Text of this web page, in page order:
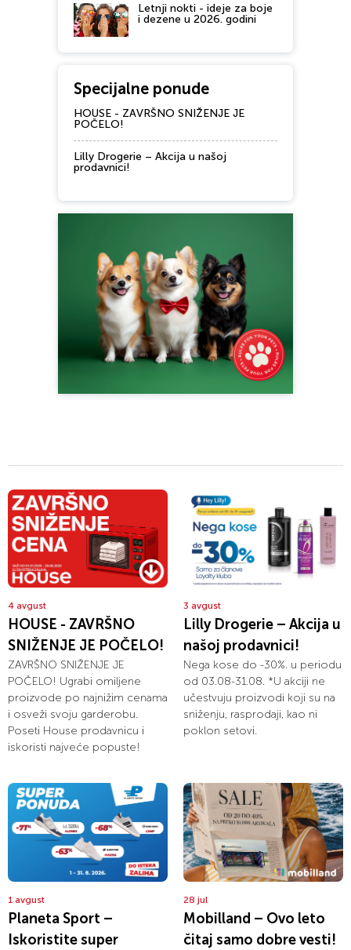
Letnji nokti - ideje za boje
i dezene u 2026. godini
Specijalne ponude
HOUSE - ZAVRŠNO SNIŽENJE JE
POČELO!
Lilly Drogerie – Akcija u našoj
prodavnici!
4 avgust
HOUSE - ZAVRŠNO
SNIŽENJE JE POČELO!
ZAVRŠNO SNIŽENJE JE
POČELO! Ugrabi omiljene
proizvode po najnižim cenama
i osveži svoju garderobu.
Poseti House prodavnicu i
iskoristi najveće popuste!
3 avgust
Lilly Drogerie – Akcija u
našoj prodavnici!
Nega kose do -30%. u periodu
od 03.08-31.08. *U akciji ne
učestvuju proizvodi koji su na
sniženju, rasprodaji, kao ni
poklon setovi.
1 avgust
Planeta Sport –
Iskoristite super
28 jul
Mobilland – Ovo leto
čitaj samo dobre vesti!